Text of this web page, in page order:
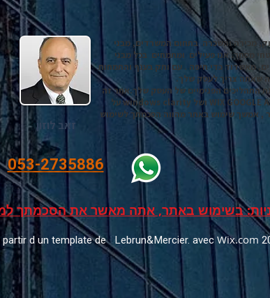
מכירה והשכרה בתחום המשרדים, מבני
מסחר. אנו פעילים ומתמחים בכל מבני
מאשדוד כדי חיפה . עם ותק בענף והתמחות
שאתה צריך לעסק שלך.
התהליכים הפנימיים של העסק שלך.אתר זה
משתשמש ב קוקיס של WIX GOOGLE ADS ושל windows clarity על
, אמשך שימוש באתר מהווה הסכמתך לשימוש
זאב לוזון
053-2735886
בשימוש באתר, אתה מאשר את הסכמתך
Wix.com